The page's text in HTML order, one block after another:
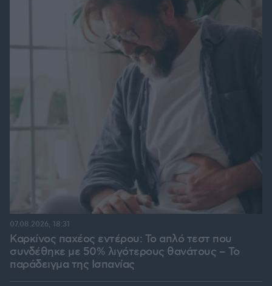
Καρκίνος παχέος εντέρου: Το απλό τεστ που
συνδέθηκε με 50% λιγότερους θανάτους – Το
παράδειγμα της Ισπανίας
07.08.2026, 18:31